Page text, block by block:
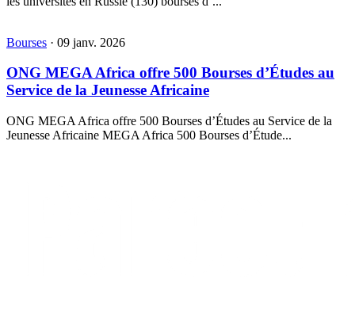
Bourses · 09 janv. 2026
ONG MEGA Africa offre 500 Bourses d’Études au
Service de la Jeunesse Africaine
ONG MEGA Africa offre 500 Bourses d’Études au Service de la
Jeunesse Africaine MEGA Africa 500 Bourses d’Étude...